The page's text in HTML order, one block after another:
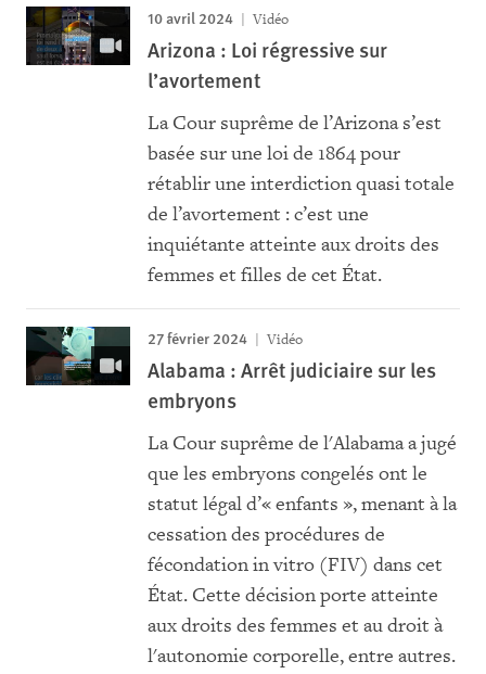
10 avril 2024 Vidéo
Arizona : Loi régressive sur
l’avortement
La Cour suprême de l’Arizona s’est
basée sur une loi de 1864 pour
rétablir une interdiction quasi totale
de l’avortement : c’est une
inquiétante atteinte aux droits des
femmes et filles de cet État.
27 février 2024 Vidéo
Alabama : Arrêt judiciaire sur les
embryons
La Cour suprême de l'Alabama a jugé
que les embryons congelés ont le
statut légal d’« enfants », menant à la
cessation des procédures de
fécondation in vitro (FIV) dans cet
État. Cette décision porte atteinte
aux droits des femmes et au droit à
l'autonomie corporelle, entre autres.